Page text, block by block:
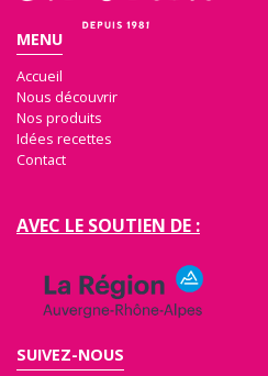
MENU
Accueil
Nous découvrir
Nos produits
Idées recettes
Contact
AVEC LE SOUTIEN DE :
SUIVEZ-NOUS